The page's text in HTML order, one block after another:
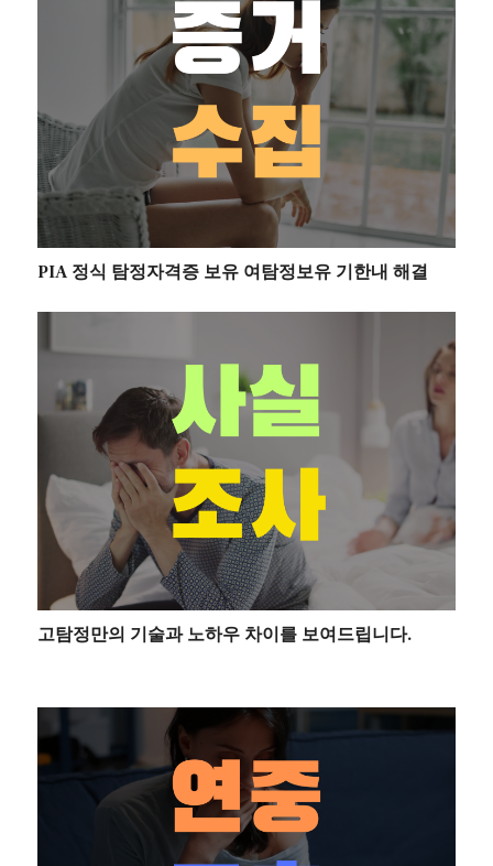
PIA 정식 탐정자격증 보유 여탐정보유 기한내 해결
고탐정만의 기술과 노하우 차이를 보여드립니다.